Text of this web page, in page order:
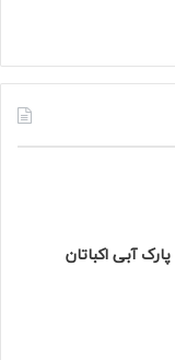
آبی اکباتان